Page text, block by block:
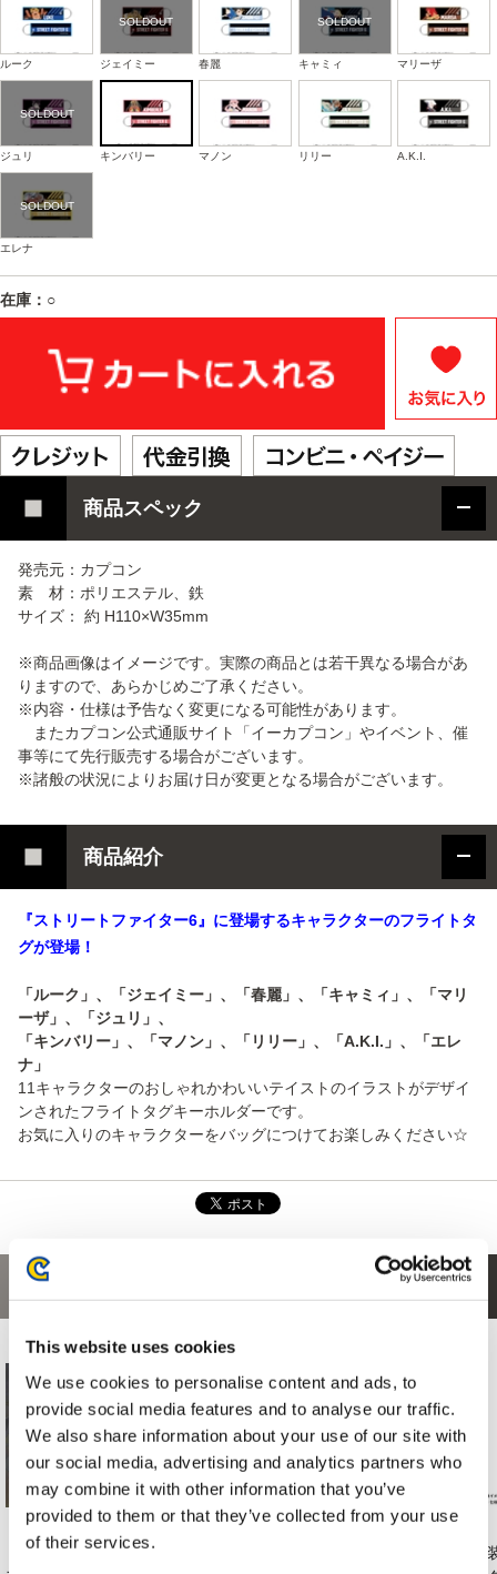
This website uses cookies
We use cookies to personalise content and ads, to
provide social media features and to analyse our traffic.
We also share information about your use of our site with
our social media, advertising and analytics partners who
may combine it with other information that you’ve
provided to them or that they’ve collected from your use
of their services.
ルーク ジェイミー 春麗 キャミィ マリーザ
ジュリ キンバリー マノン リリー A.K.I.
エレナ
在庫：○
商品スペック
発売元：カプコン
素 材：ポリエステル、鉄
サイズ： 約 H110×W35mm
※商品画像はイメージです。実際の商品とは若干異なる場合があ
りますので、あらかじめご了承ください。
※内容・仕様は予告なく変更になる可能性があります。
またカプコン公式通販サイト「イーカプコン」やイベント、催
事等にて先行販売する場合がございます。
※諸般の状況によりお届け日が変更となる場合がございます。
商品紹介
『ストリートファイター6』に登場するキャラクターのフライトタ
グが登場！
「ルーク」、「ジェイミー」、「春麗」、「キャミィ」、「マリ
ーザ」、「ジュリ」、
「キンバリー」、「マノン」、「リリー」、「A.K.I.」、「エレ
ナ」
11キャラクターのおしゃれかわいいテイストのイラストがデザイ
ンされたフライトタグキーホルダーです。
お気に入りのキャラクターをバッグにつけてお楽しみください☆
【NS2】ストリート